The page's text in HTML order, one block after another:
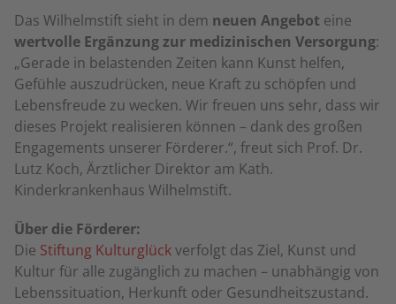
Das Wilhelmstift sieht in dem neuen Angebot eine
wertvolle Ergänzung zur medizinischen Versorgung:
„Gerade in belastenden Zeiten kann Kunst helfen,
Gefühle auszudrücken, neue Kraft zu schöpfen und
Lebensfreude zu wecken. Wir freuen uns sehr, dass wir
dieses Projekt realisieren können – dank des großen
Engagements unserer Förderer.“, freut sich Prof. Dr.
Lutz Koch, Ärztlicher Direktor am Kath.
Kinderkrankenhaus Wilhelmstift.
Über die Förderer:
Die Stiftung Kulturglückverfolgt das Ziel, Kunst und
Kultur für alle zugänglich zu machen – unabhängig von
Lebenssituation, Herkunft oder Gesundheitszustand.